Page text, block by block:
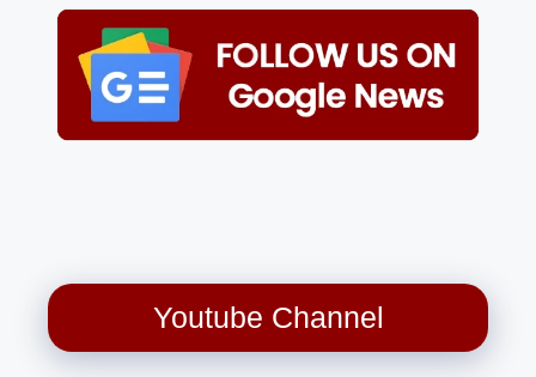
Youtube Channel